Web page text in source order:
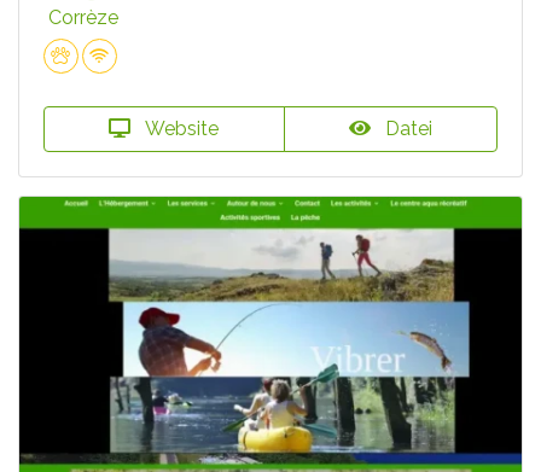
Corrèze
Website Datei